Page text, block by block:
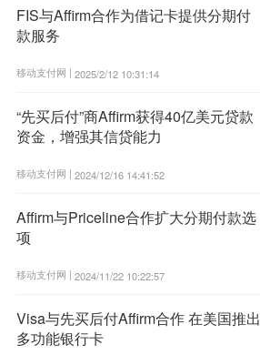
FIS与Affirm合作为借记卡提供分期付
款服务
移动支付网 | 2025/2/12 10:31:14
“先买后付”商Affirm获得40亿美元贷款
资金，增强其信贷能力
移动支付网 | 2024/12/16 14:41:52
Affirm与Priceline合作扩大分期付款选
项
移动支付网 | 2024/11/22 10:22:57
Visa与先买后付Affirm合作 在美国推出
多功能银行卡